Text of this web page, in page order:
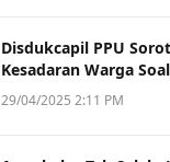
Disdukcapil PPU
Kesadaran Warga
Kematian
29/04/2025 2:11 PM